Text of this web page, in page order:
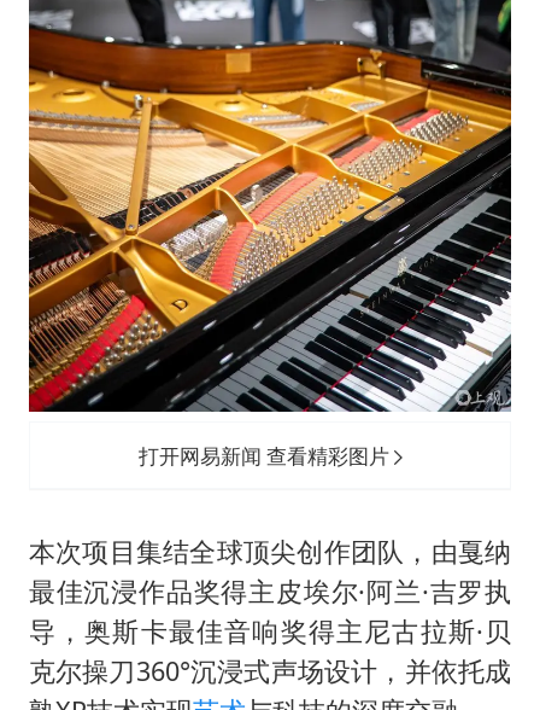
打开网易新闻 查看精彩图片
本次项目集结全球顶尖创作团队，由戛纳
最佳沉浸作品奖得主皮埃尔·阿兰·吉罗执
导，奥斯卡最佳音响奖得主尼古拉斯·贝
克尔操刀360°沉浸式声场设计，并依托成